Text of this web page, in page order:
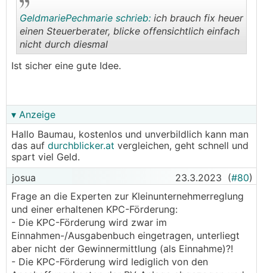
.
GeldmariePechmarie schrieb: ich brauch fix heuer
einen Steuerberater, blicke offensichtlich einfach
nicht durch diesmal
Ist sicher eine gute Idee.
▾ Anzeige
Hallo Baumau, kostenlos und unverbildlich kann man
das auf durchblicker.at vergleichen, geht schnell und
spart viel Geld.
josua
23.3.2023 (#80)
Frage an die Experten zur Kleinunternehmerreglung
und einer erhaltenen KPC-Förderung:
- Die KPC-Förderung wird zwar im
Einnahmen-/Ausgabenbuch eingetragen, unterliegt
aber nicht der Gewinnermittlung (als Einnahme)?!
- Die KPC-Förderung wird lediglich von den